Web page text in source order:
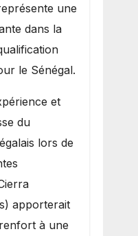
une
dans la
le Sénégal.
et
du
lors de
apporterait
à une